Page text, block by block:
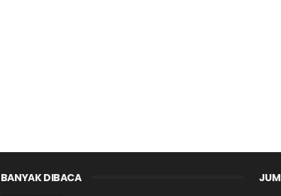
BANYAK DIBACA